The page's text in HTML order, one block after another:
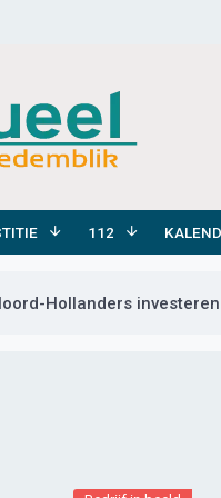
112
Hollanders investeren